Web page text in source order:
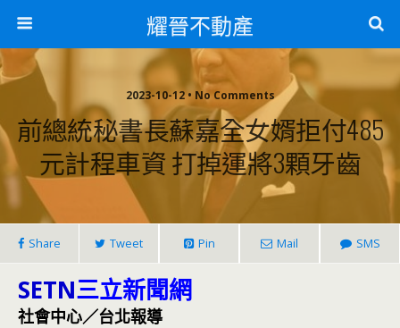
耀晉不動產
2023-10-12 • No Comments
前總統秘書長蘇嘉全女婿拒付485
元計程車資 打掉運將3顆牙齒
Share Tweet Pin Mail SMS
SETN三立新聞網
社會中心／台北報導